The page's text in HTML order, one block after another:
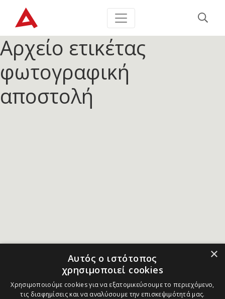
Αρχείο ετικέτας
φωτογραφική
αποστολή
×
Αυτός ο ιστότοπος
χρησιμοποιεί cookies
Χρησιμοποιούμε cookies για να εξατομικεύσουμε το περιεχόμενο,
τις διαφημίσεις και να αναλύσουμε την επισκεψιμότητά μας.